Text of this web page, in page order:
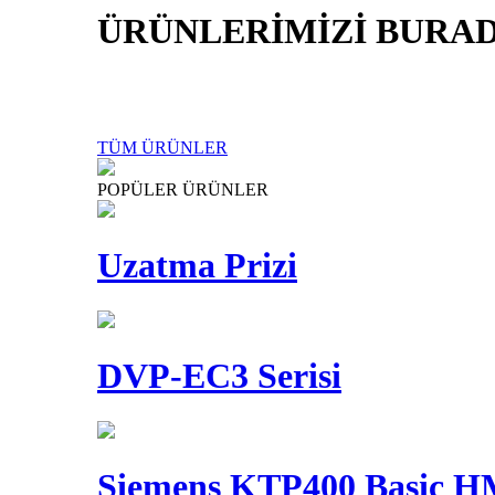
ÜRÜNLERİMİZİ
TÜM ÜRÜNLER
POPÜLER ÜRÜNLER
Uzatma Prizi
DVP-EC3 Serisi
Siemens KTP400 Basic